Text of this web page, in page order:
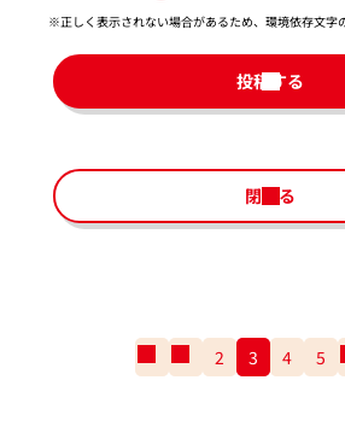
※正しく表示されない場合があるため、環境依存文字
投稿する
閉じる
番
の
2 3 4 5